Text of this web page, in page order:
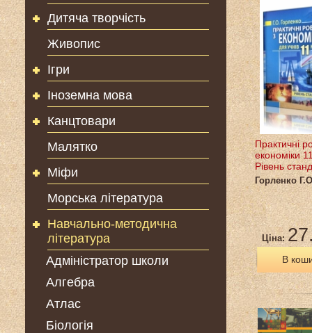
Дитяча творчість
Живопис
Ігри
Іноземна мова
Канцтовари
Малятко
Міфи
Морська література
Навчально-методична
література
Адміністратор школи
Алгебра
Атлас
Біологія
Практичні
економіки
Рівень
Горленко
Ціна:
В